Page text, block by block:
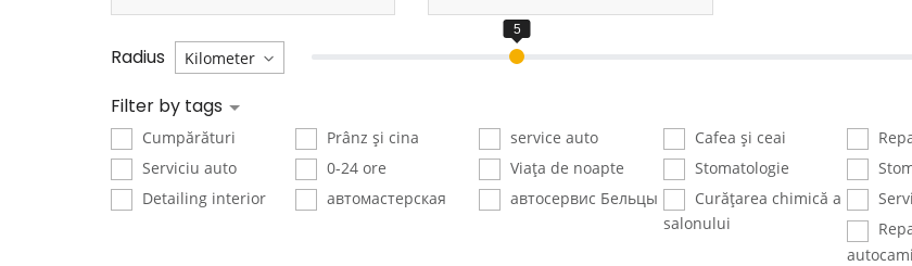
Radius
Filter by tags
Cumpărături Prânz și cina service auto Cafea și ceai
Serviciu auto
0-24 ore Viața de noapte Stomatologie
Detailing interior
автомастерская автосервис Бельцы
Curățarea chimică a
salonului